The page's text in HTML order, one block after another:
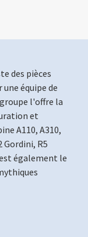
des pièces
équipe de
l'offre la
et
A110, A310,
Gordini, R5
également le